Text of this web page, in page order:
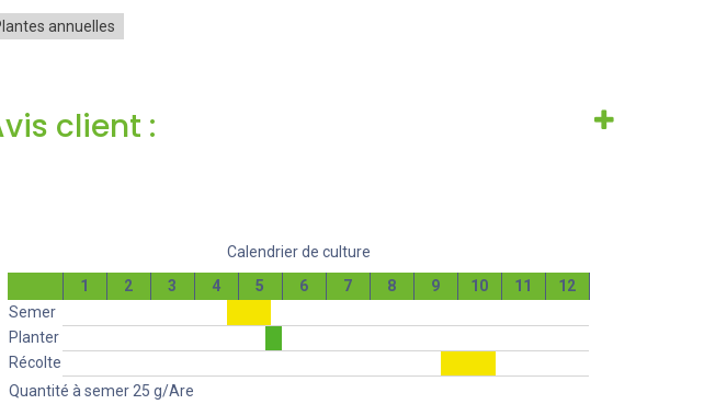
annuelles
client :
Calendrier de culture
1
2 3 4 5 6 7 8 9 10 11
12
Semer
Planter
Récolte
Quantité à semer 25 g/Are